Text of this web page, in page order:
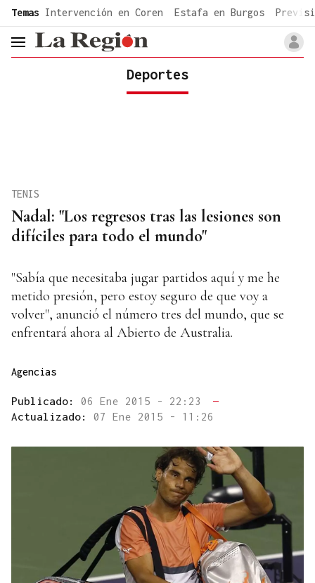
common.go-to-content
Temas Intervención en Coren Estafa en Burgos
header.menu.open
Deportes
Nadal: "Los regresos tras las lesiones son
difíciles para todo el mundo"
TENIS
"Sabía que necesitaba jugar partidos aquí y me he
metido presión, pero estoy seguro de que voy a
volver", anunció el número tres del mundo, que se
enfrentará ahora al Abierto de Australia.
Agencias
Publicado: 06 Ene 2015 - 22:23
—
Actualizado: 07 Ene 2015 - 11:26